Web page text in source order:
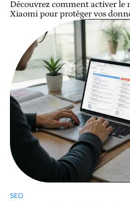
Découvrez comment activer le
Xiaomi pour protéger vos
SEO